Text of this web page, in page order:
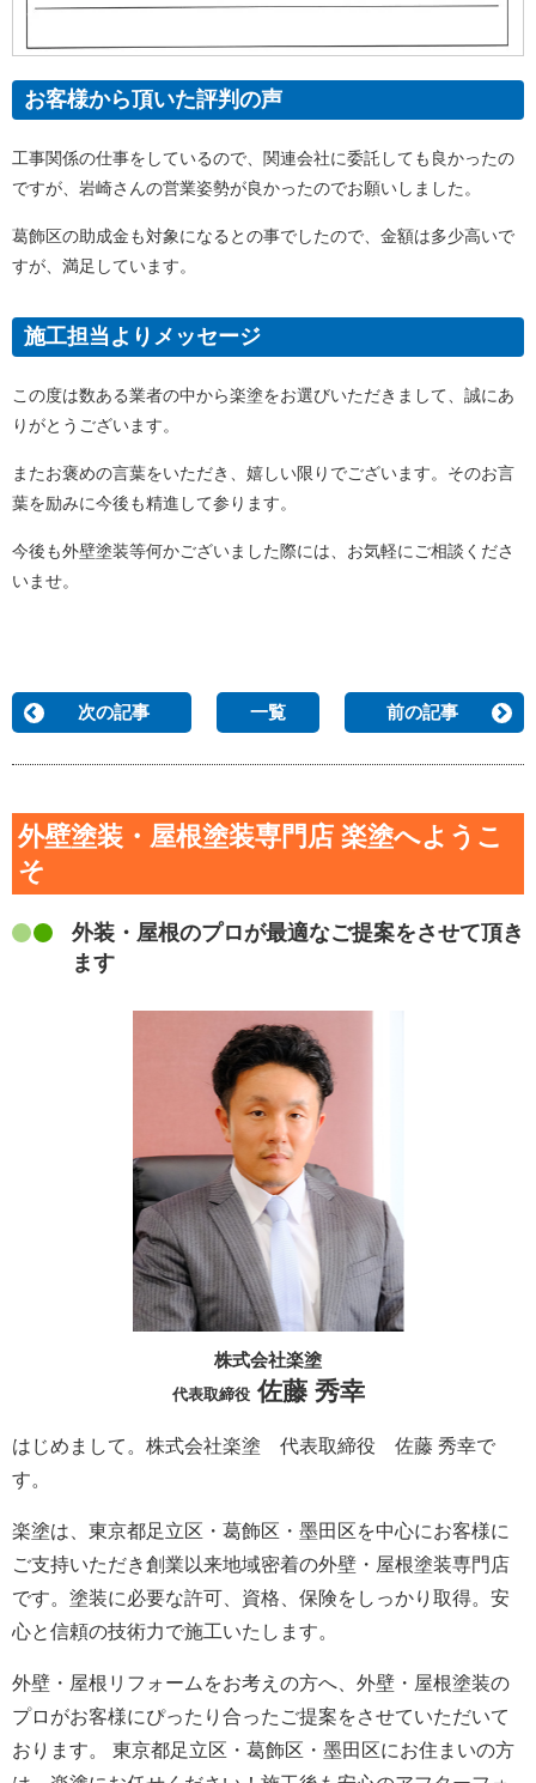
お客様から頂いた評判の声
工事関係の仕事をしているので、関連会社に委託しても良かったの
ですが、岩崎さんの営業姿勢が良かったのでお願いしました。
葛飾区の助成金も対象になるとの事でしたので、金額は多少高いで
すが、満足しています。
施工担当よりメッセージ
この度は数ある業者の中から楽塗をお選びいただきまして、誠にあ
りがとうございます。
またお褒めの言葉をいただき、嬉しい限りでございます。そのお言
葉を励みに今後も精進して参ります。
今後も外壁塗装等何かございました際には、お気軽にご相談くださ
いませ。
次の記事 一覧 前の記事
外壁塗装・屋根塗装専門店 楽塗へようこ
そ
外装・屋根のプロが最適なご提案をさせて頂き
ます
株式会社楽塗
代表取締役佐藤 秀幸
はじめまして。株式会社楽塗 代表取締役 佐藤 秀幸で
す。
楽塗は、東京都足立区・葛飾区・墨田区を中心にお客様に
ご支持いただき創業以来地域密着の外壁・屋根塗装専門店
です。塗装に必要な許可、資格、保険をしっかり取得。安
心と信頼の技術力で施工いたします。
外壁・屋根リフォームをお考えの方へ、外壁・屋根塗装の
プロがお客様にぴったり合ったご提案をさせていただいて
おります。 東京都足立区・葛飾区・墨田区にお住まいの方